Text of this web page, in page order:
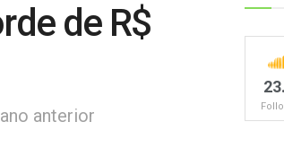
de R$
anterior